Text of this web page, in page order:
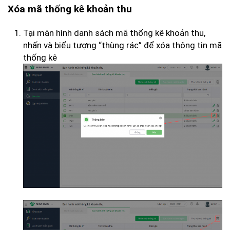
Xóa mã thống kê khoản thu
Tại màn hình danh sách mã thống kê khoản thu,
nhấn và biểu tượng “thùng rác” để xóa thông tin mã
thống kê